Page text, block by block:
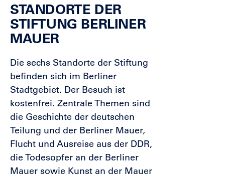
STANDORTE DER
STIFTUNG BERLINER
MAUER
Die sechs Standorte der Stiftung
befinden sich im Berliner
Stadtgebiet. Der Besuch ist
kostenfrei. Zentrale Themen sind
die Geschichte der deutschen
Teilung und der Berliner Mauer,
Flucht und Ausreise aus der DDR,
die Todesopfer an der Berliner
Mauer sowie Kunst an der Mauer